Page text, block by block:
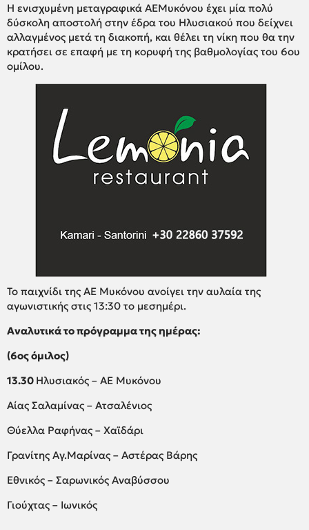
Η ενισχυμένη μεταγραφικά ΑΕΜυκόνου έχει μία πολύ
δύσκολη αποστολή στην έδρα του Ηλυσιακού που δείχνει
αλλαγμένος μετά τη διακοπή, και θέλει τη νίκη που θα την
κρατήσει σε επαφή με τη κορυφή της βαθμολογίας του 6ου
ομίλου.
Το παιχνίδι της ΑΕ Μυκόνου ανοίγει την αυλαία της
αγωνιστικής στις 13:30 το μεσημέρι.
Αναλυτικά το πρόγραμμα της ημέρας:
(6οςόμιλος)
13.30 Ηλυσιακός – ΑΕ Μυκόνου
Αίας Σαλαμίνας – Ατσαλένιος
Θύελλα Ραφήνας – Χαϊδάρι
Γρανίτης Αγ.Μαρίνας – Αστέρας Βάρης
Εθνικός – Σαρωνικός Αναβύσσου
Γιούχτας – Ιωνικός